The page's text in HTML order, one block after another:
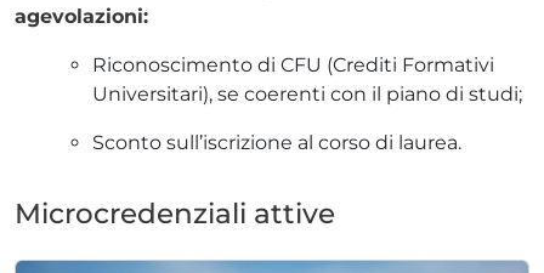
agevolazioni:
Riconoscimento di CFU (Crediti Formativi
Universitari), se coerenti con il piano di studi;
Sconto sull’iscrizione al corso di laurea.
Microcredenziali attive